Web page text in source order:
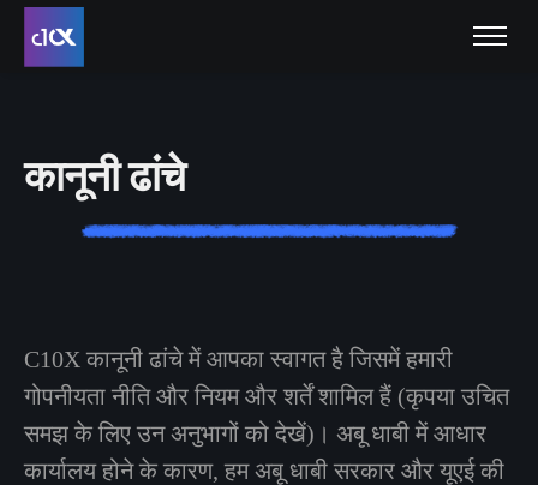
कानूनी ढांचे
C10X कानूनी ढांचे में आपका स्वागत है जिसमें हमारी
गोपनीयता नीति और नियम और शर्तें शामिल हैं (कृपया उचित
समझ के लिए उन अनुभागों को देखें)। अबू धाबी में आधार
कार्यालय होने के कारण, हम अबू धाबी सरकार और यूएई की